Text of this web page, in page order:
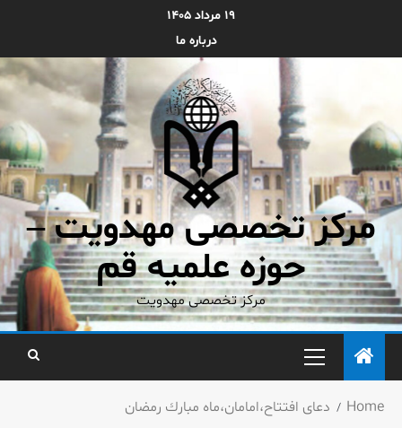
۱۹ مرداد ۱۴۰۵
درباره ما
مرکز تخصصی مهدویت –
حوزه علمیه قم
مرکز تخصصی مهدویت
Home دعای افتتاح،امامان،ماه مبارك رمضان